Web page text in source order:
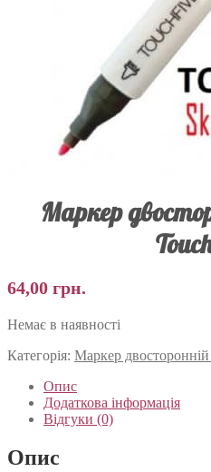
Маркер
64,00 грн.
Немає в наявності
Категорія: Маркер
Опис
Додаткова інформація
Відгуки (0)
Опис